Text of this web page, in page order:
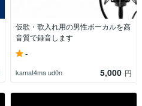
仮歌・歌入れ用の男性ボーカルを高
音質で録音します
-
kamat4ma ud0n 5,000 円